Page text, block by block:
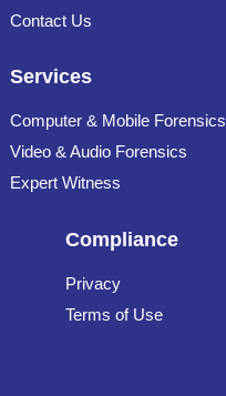
Contact Us
Services
Computer & Mobile Forensics
Video & Audio Forensics
Expert Witness
Compliance
Privacy
Terms of Use